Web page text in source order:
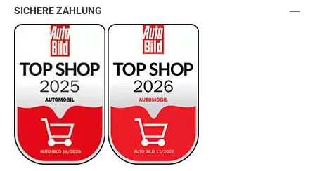
SICHERE ZAHLUNG